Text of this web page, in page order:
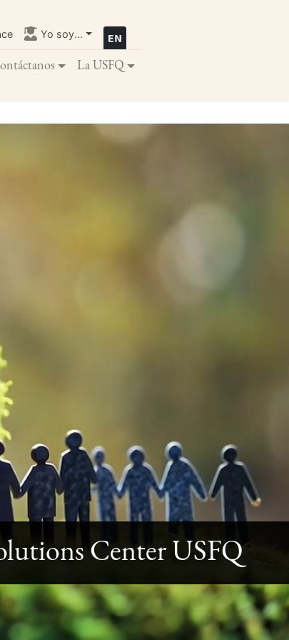
Yo soy...
La USFQ
Center USFQ